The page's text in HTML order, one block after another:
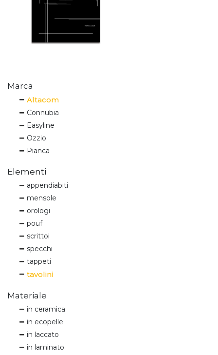
Marca
Altacom
Connubia
Easyline
Ozzio
Pianca
Elementi
appendiabiti
mensole
orologi
pouf
scrittoi
specchi
tappeti
tavolini
Materiale
in ceramica
in ecopelle
in laccato
in laminato